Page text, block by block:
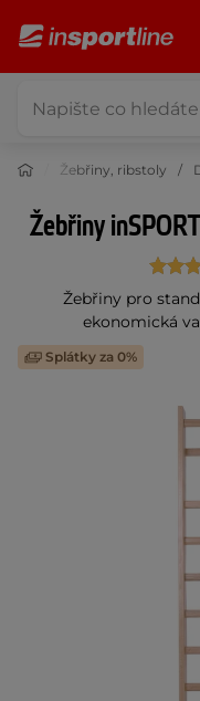
Žebřiny, ribstoly
Žebřiny
Žebřiny pro
ekonomická
Splátky za 0%